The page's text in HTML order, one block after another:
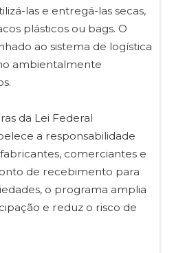
las e entregá-las secas,
plásticos ou bags. O
ao sistema de logística
ambientalmente
da Lei Federal
a responsabilidade
comerciantes e
de recebimento para
o programa amplia
e reduz o risco de